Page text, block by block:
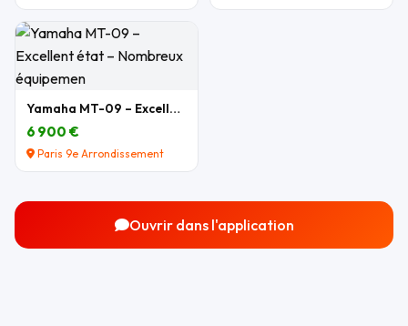
Yamaha MT-09 – Excellent état – Nombreux équipemen
6 900 €
Paris 9e Arrondissement
Ouvrir dans l'application